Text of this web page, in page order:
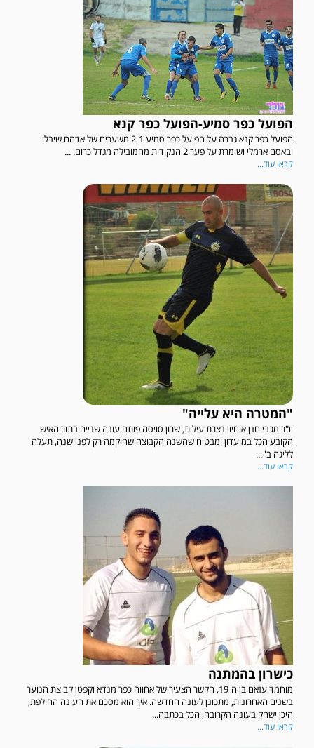
הפועל כפר סמיע-הפועל כפר קנא
הפועל כפר קנא גברה על הפועל כפר סמיע 2-1 משערים של אדהם שיבלי
ובאסם ארמלי ושומרת על פער 2 הנקודות מהמובילה מגדל כרום. ...
קראו עוד...
"המטרה היא עלייה"
יו"ר מכבי חנן אוחיון נצרת עילית, שרון סויסה פותח עונה שנייה בתור האיש
הקובע הכל במועדון ומבטיח שהשנה הקבוצה שהוקמה רק לפני שנה, תעלה
לליגה ב' ...
קראו עוד...
כישרון בהמתנה
מוחמד עזאם בן ה-19, הקשר הצעיר של אחווה כפר מנדא וקפטן קבוצת הנוער
בשנים האחרונות, מתכונן לעונה החדשה. איך הוא מסכם את העונה החולפת,
היכן ישחק בעונה הקרובה, הכל בכתבה...
קראו עוד...